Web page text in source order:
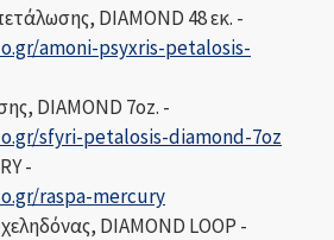
DIAMOND 48 εκ. -
amoni-psyxris-petalosis-
DIAMOND 7oz. -
sfyri-petalosis-diamond-7oz
-
raspa-mercury
DIAMOND LOOP -